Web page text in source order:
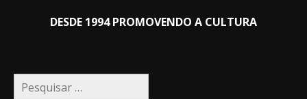
DESDE 1994 PROMOVENDO A CULTURA
Pesquisar
por: